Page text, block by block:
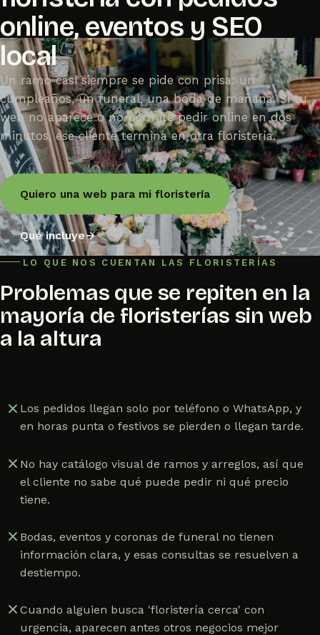
online, eventos y SEO
local
Un ramo casi siempre se pide con prisa: un
cumpleaños, un funeral, una boda de mañana. Si tu
web no aparece o no permite pedir online en dos
minutos, ese cliente termina en otra floristería.
Quiero una web para mi floristería
Qué incluye→
LO QUE NOS CUENTAN LAS FLORISTERÍAS
Problemas que se repiten en la
mayoría de floristerías sin web
a la altura
Los pedidos llegan solo por teléfono o WhatsApp, y
en horas punta o festivos se pierden o llegan tarde.
No hay catálogo visual de ramos y arreglos, así que
el cliente no sabe qué puede pedir ni qué precio
tiene.
Bodas, eventos y coronas de funeral no tienen
información clara, y esas consultas se resuelven a
destiempo.
Cuando alguien busca 'floristería cerca' con
urgencia, aparecen antes otros negocios mejor